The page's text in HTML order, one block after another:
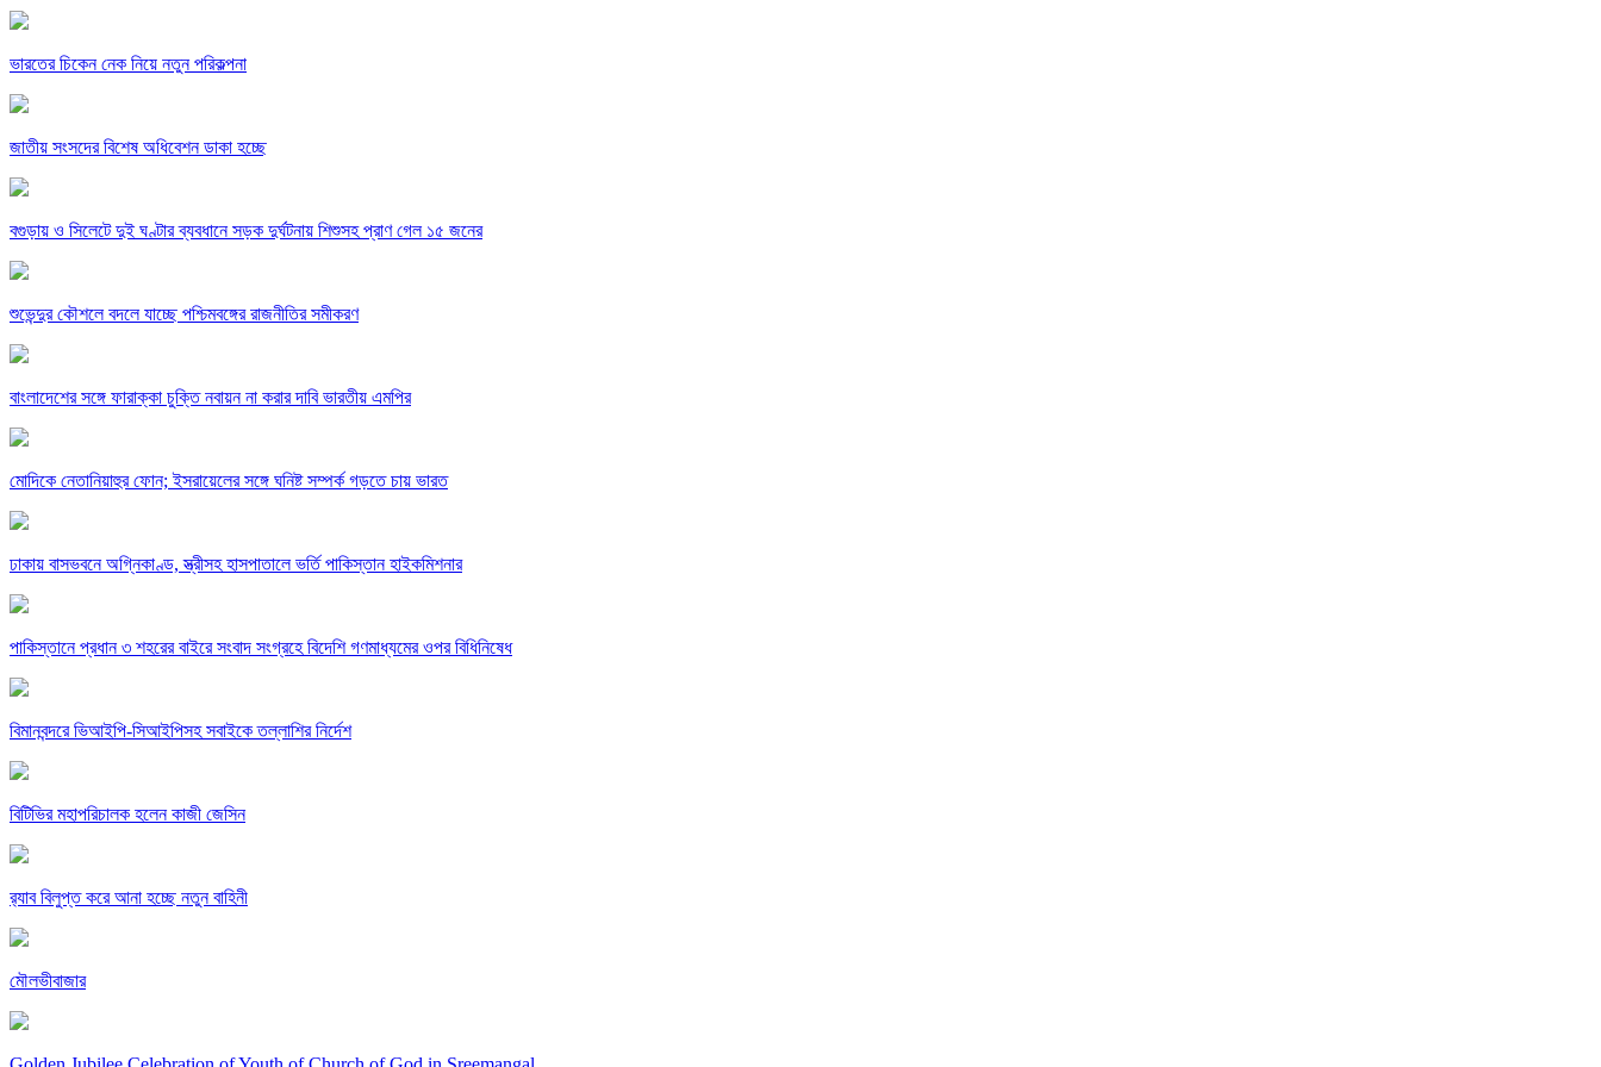
ভারতের চিকেন নেক নিয়ে নতুন পরিকল্পনা
জাতীয় সংসদের বিশেষ অধিবেশন ডাকা হচ্ছে
বগুড়ায় ও সিলেটে দুই ঘণ্টার ব্যবধানে সড়ক দুর্ঘটনায় শিশুসহ প্রাণ গেল ১৫ জনের
শুভেন্দুর কৌশলে বদলে যাচ্ছে পশ্চিমবঙ্গের রাজনীতির সমীকরণ
বাংলাদেশের সঙ্গে ফারাক্কা চুক্তি নবায়ন না করার দাবি ভারতীয় এমপির
মোদিকে নেতানিয়াহুর ফোন; ইসরায়েলের সঙ্গে ঘনিষ্ট সম্পর্ক গড়তে চায় ভারত
ঢাকায় বাসভবনে অগ্নিকাণ্ড, স্ত্রীসহ হাসপাতালে ভর্তি পাকিস্তান হাইকমিশনার
পাকিস্তানে প্রধান ৩ শহরের বাইরে সংবাদ সংগ্রহে বিদেশি গণমাধ্যমের ওপর বিধিনিষেধ
বিমানবন্দরে ভিআইপি-সিআইপিসহ সবাইকে তল্লাশির নির্দেশ
বিটিভির মহাপরিচালক হলেন কাজী জেসিন
র‍্যাব বিলুপ্ত করে আনা হচ্ছে নতুন বাহিনী
মৌলভীবাজার